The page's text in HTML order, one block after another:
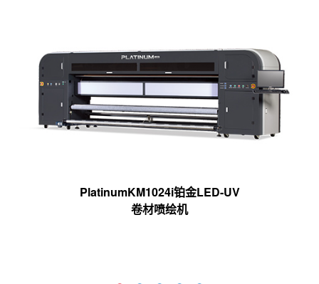
PlatinumKM1024i铂金LED-UV
卷材喷绘机